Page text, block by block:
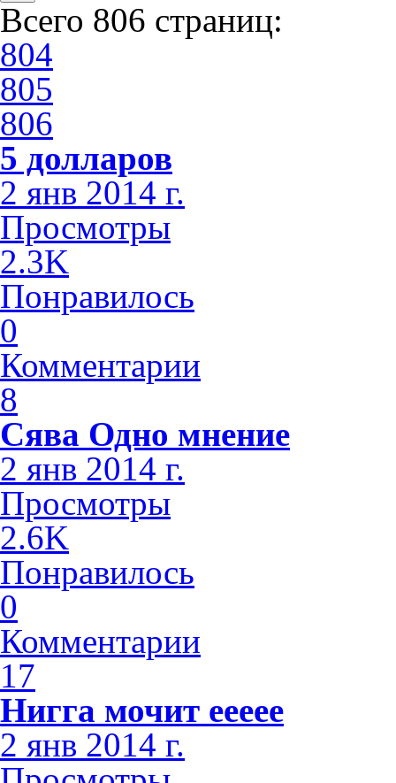
Всего 806 страниц:
804
805
806
5 долларов
2 янв 2014 г.
Просмотры
2.3K
Понравилось
0
Комментарии
8
Сява Одно мнение
2 янв 2014 г.
Просмотры
2.6K
Понравилось
0
Комментарии
17
Нигга мочит еееее
2 янв 2014 г.